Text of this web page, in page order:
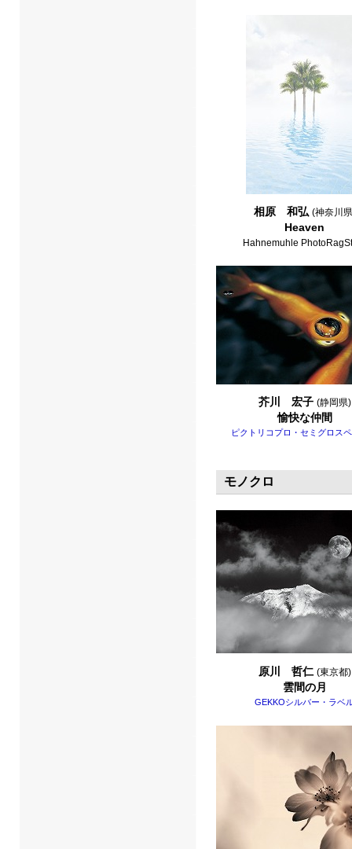
相原 和弘 (神奈川
Heaven
Hahnemuhle
芥川 宏子 (静岡県)
愉快な仲間
ピクトリコプロ・セミグロス
モノクロ
原川 哲仁 (東京都)
雲間の月
GEKKOシルバー・ラベ